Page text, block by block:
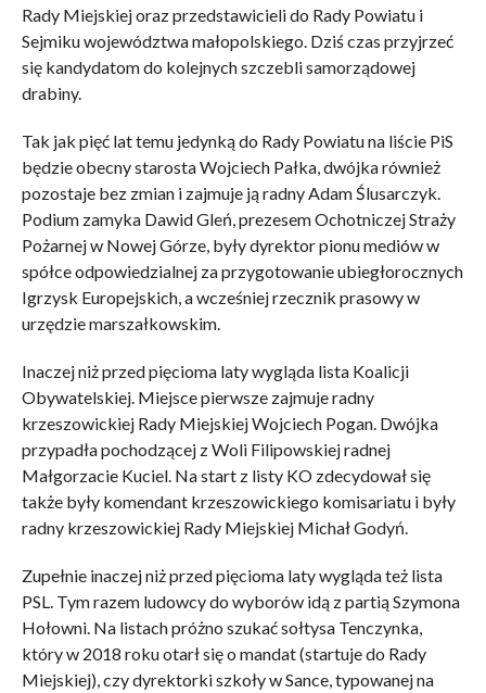
Rady Miejskiej oraz przedstawicieli do Rady Powiatu i
Sejmiku województwa małopolskiego. Dziś czas przyjrzeć
się kandydatom do kolejnych szczebli samorządowej
drabiny.
Tak jak pięć lat temu jedynką do Rady Powiatu na liście PiS
będzie obecny starosta Wojciech Pałka, dwójka również
pozostaje bez zmian i zajmuje ją radny Adam Ślusarczyk.
Podium zamyka Dawid Gleń, prezesem Ochotniczej Straży
Pożarnej w Nowej Górze, były dyrektor pionu mediów w
spółce odpowiedzialnej za przygotowanie ubiegłorocznych
Igrzysk Europejskich, a wcześniej rzecznik prasowy w
urzędzie marszałkowskim.
Inaczej niż przed pięcioma laty wygląda lista Koalicji
Obywatelskiej. Miejsce pierwsze zajmuje radny
krzeszowickiej Rady Miejskiej Wojciech Pogan. Dwójka
przypadła pochodzącej z Woli Filipowskiej radnej
Małgorzacie Kuciel. Na start z listy KO zdecydował się
także były komendant krzeszowickiego komisariatu i były
radny krzeszowickiej Rady Miejskiej Michał Godyń.
Zupełnie inaczej niż przed pięcioma laty wygląda też lista
PSL. Tym razem ludowcy do wyborów idą z partią Szymona
Hołowni. Na listach próżno szukać sołtysa Tenczynka,
który w 2018 roku otarł się o mandat (startuje do Rady
Miejskiej), czy dyrektorki szkoły w Sance, typowanej na